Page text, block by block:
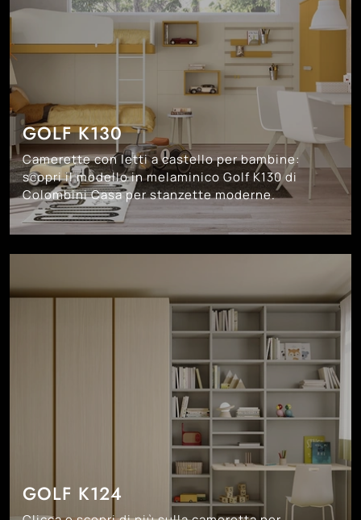
GOLF K130
Camerette con letti a castello per bambine:
scopri il modello in melaminico Golf K130 di
Colombini Casa per stanzette moderne.
GOLF K124